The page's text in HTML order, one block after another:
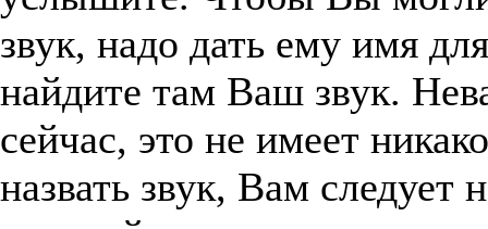
звук, надо дать ему имя
найдите там Ваш звук.
сейчас, это не имеет
назвать звук, Вам следует